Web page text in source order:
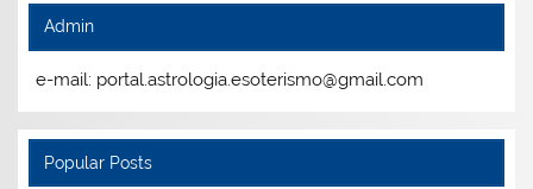
Admin
e-mail: portal.astrologia.esoterismo@gmail.com
Popular Posts